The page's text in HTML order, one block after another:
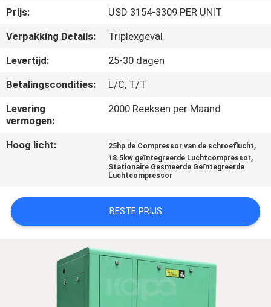
NEEM
CONTACT
MET
OP
NIEUWS
PRIVACY
POLICY
Prijs:
USD 3154-3309 PER UNIT
Verpakking Details:
Triplexgeval
Levertijd:
25-30 dagen
Betalingscondities:
L/C, T/T
Levering
vermogen:
2000 Reeksen per Maand
Hoog licht: 25hp de Compressor van de schroeflucht,
18.5kw geïntegreerde Luchtcompressor,
Stationaire Gesmeerde Geïntegreerde
Luchtcompressor
BESTE PRIJS